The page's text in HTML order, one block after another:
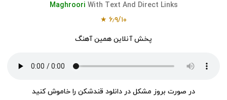
Maghroori With Text And Direct Links
۶٫۹/۱۰
★
پخش آنلاین همین آهنگ
در صورت بروز مشکل در دانلود قندشکن را خاموش کنید